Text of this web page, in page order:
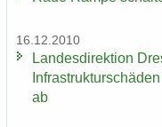
16.12.2010
Lan­des­di­rek­ti­on
ab